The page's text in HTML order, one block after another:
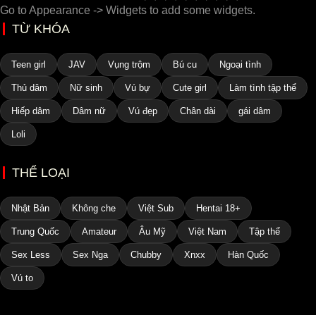
Go to Appearance -> Widgets to add some widgets.
TỪ KHÓA
Teen girl JAV Vụng trộm Bú cu Ngoại tình
Thủ dâm Nữ sinh Vú bự Cute girl Làm tình tập thể
Hiếp dâm Dâm nữ Vú đẹp Chân dài gái dâm
Loli
THỂ LOẠI
Nhật Bản Không che Việt Sub Hentai 18+
Trung Quốc Amateur Âu Mỹ Việt Nam Tập thể
Sex Less Sex Nga Chubby Xnxx Hàn Quốc
Vú to